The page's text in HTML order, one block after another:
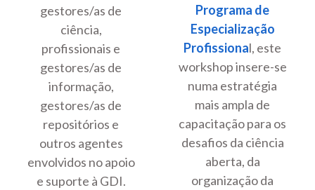
gestores/as de
ciência,
profissionais e
gestores/as de
informação,
gestores/as de
repositórios e
outros agentes
envolvidos no apoio
e suporte à GDI.
Programa de
Especialização
Profissional, este
workshop insere-se
numa estratégia
mais ampla de
capacitação para os
desafios da ciência
aberta, da
organização da